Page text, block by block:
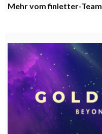
Mehr vom finletter-Team